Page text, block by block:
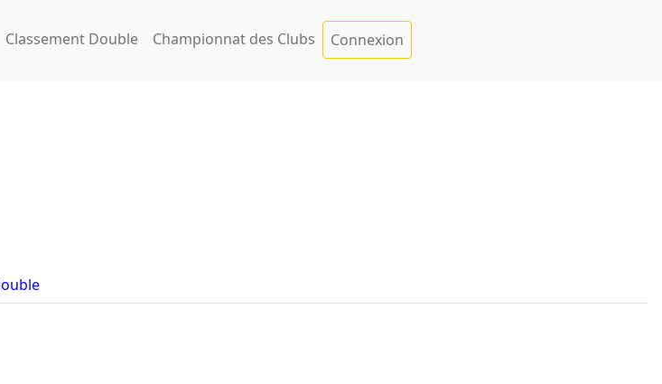
Classement Double Championnat des Clubs Connexion